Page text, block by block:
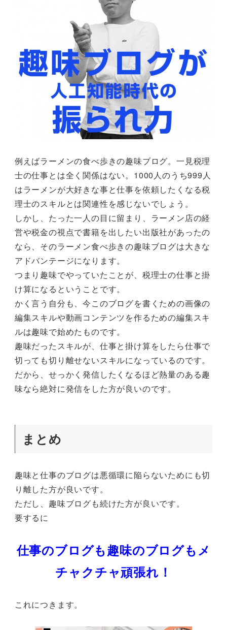
例えばラーメンの食べ歩きの趣味ブログ。一見税理
士の仕事とは全く関係はない。1000人のうち999人
はラーメンが大好きな事と仕事を依頼したくなる税
理士のスキルとは関連性を感じないでしょう。
しかし、たった一人の目に留まり、ラーメン店の経
営や税金の視点で書籍を出したい出版社があったの
なら、そのラーメン食べ歩きの趣味ブログは大きな
アドバンテージになります。
つまり趣味でやっていたことが、税理士の仕事と掛
け算になるということです。
かく言う自分も、今このブログを書くための画像の
編集スキルや動画コンテンツを作るための編集スキ
ルは趣味で始めたものです。
趣味だったスキルが、仕事と掛け算をしたら仕事で
切っても切り離せないスキルになっているのです。
だから、せっかく発信したくなるほど熱量のある趣
味なら絶対に発信をした方が良いのです。
まとめ
趣味と仕事のブログは悪循環に陥らないためにも切
り離した方が良いです。
ただし、趣味ブログも続けた方が良いです。
要するに
仕事のブログも趣味のブログもメ
チャクチャ頑張れ！
これにつきます。